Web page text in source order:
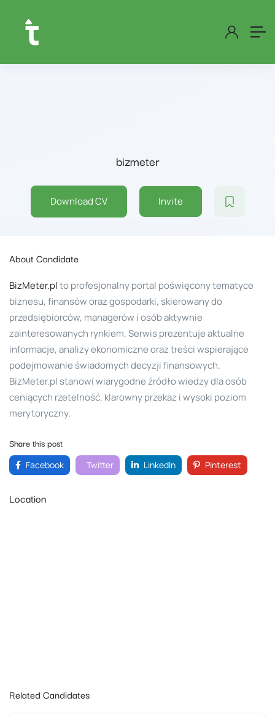
bizmeter
Download CV Invite
About Candidate
BizMeter.plto profesjonalny portal poświęcony tematyce
biznesu, finansów oraz gospodarki, skierowany do
przedsiębiorców, managerów i osób aktywnie
zainteresowanych rynkiem. Serwis prezentuje aktualne
informacje, analizy ekonomiczne oraz treści wspierające
podejmowanie świadomych decyzji finansowych.
BizMeter.pl stanowi wiarygodne źródło wiedzy dla osób
ceniących rzetelność, klarowny przekaz i wysoki poziom
merytoryczny.
Share this post
Facebook Twitter LinkedIn Pinterest
Location
Related Candidates